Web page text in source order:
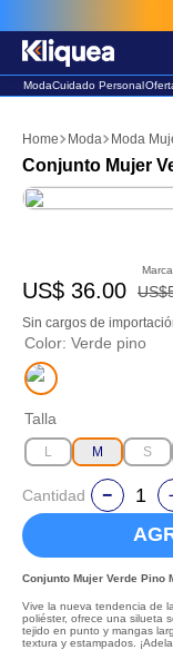
ModaCuidado Personal
Moda Moda
Conjunto Mujer
US$ 36.00 US$
Sin cargos de
Color: Verde pino
Talla
L M S
Cantidad
Conjunto Mujer Verde Pino
Vive la nueva tendencia de
poliéster, ofrece una silueta
tejido en punto y mangas
textura y estampados.
2. faldas